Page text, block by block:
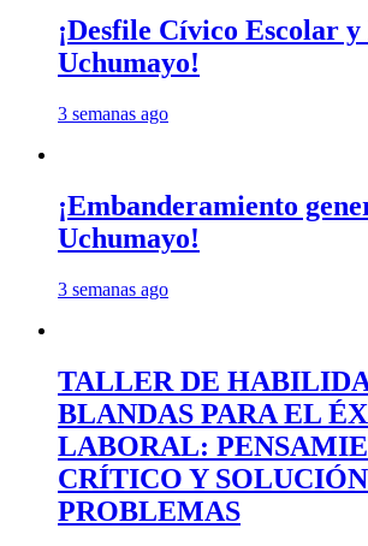
¡Desfile Cívico Escolar
Uchumayo!
3 semanas ago
¡Embanderamiento
Uchumayo!
3 semanas ago
TALLER DE
BLANDAS PARA EL
LABORAL:
CRÍTICO Y
PROBLEMAS